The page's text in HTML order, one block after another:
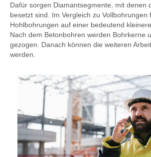
Dafür sorgen Diamantsegmente, mit denen
besetzt sind. Im Vergleich zu Vollbohrungen
Hohlbohrungen auf einer bedeutend
Nach dem Betonbohren werden Bohrkerne
gezogen. Danach können die weiteren
werden.